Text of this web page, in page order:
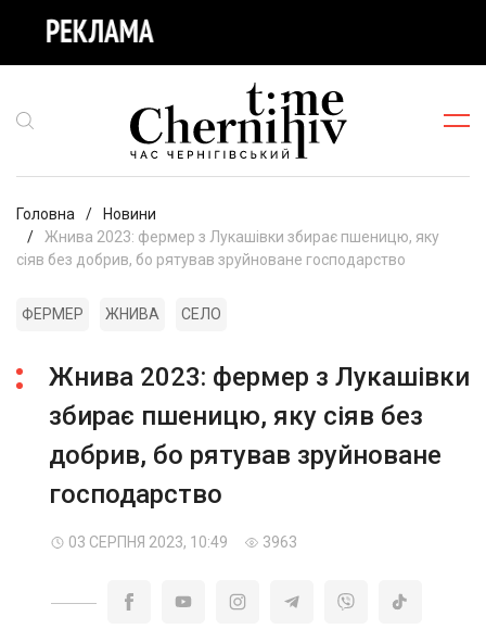
Головна
Новини
Жнива 2023: фермер з Лукашівки збирає пшеницю, яку
сіяв без добрив, бо рятував зруйноване господарство
ФЕРМЕР ЖНИВА СЕЛО
Жнива 2023: фермер з Лукашівки
збирає пшеницю, яку сіяв без
добрив, бо рятував зруйноване
господарство
03 СЕРПНЯ 2023, 10:49 3963